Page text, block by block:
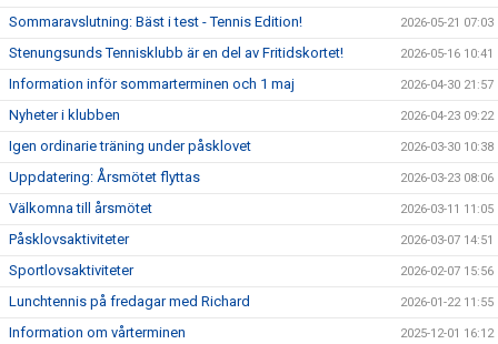
Sommaravslutning: Bäst i test - Tennis Edition! 2026-05-21 07:03
Stenungsunds Tennisklubb är en del av Fritidskortet! 2026-05-16 10:41
Information inför sommarterminen och 1 maj 2026-04-30 21:57
Nyheter i klubben 2026-04-23 09:22
Igen ordinarie träning under påsklovet 2026-03-30 10:38
Uppdatering: Årsmötet flyttas 2026-03-23 08:06
Välkomna till årsmötet 2026-03-11 11:05
Påsklovsaktiviteter 2026-03-07 14:51
Sportlovsaktiviteter 2026-02-07 15:56
Lunchtennis på fredagar med Richard 2026-01-22 11:55
Information om vårterminen 2025-12-01 16:12